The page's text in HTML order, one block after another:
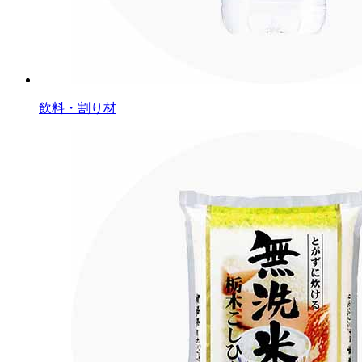
飲料・割り材